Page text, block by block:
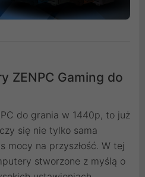
ZENPC Gaming do
do grania w 1440p, to już
się nie tylko sama
mocy na przyszłość. W tej
stworzone z myślą o